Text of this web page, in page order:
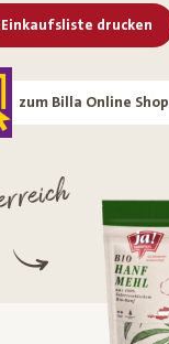
Einkaufsliste drucken
zum Billa Online Shop